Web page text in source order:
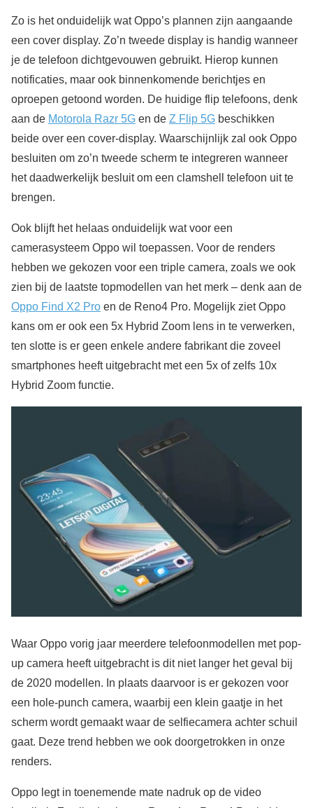
Zo is het onduidelijk wat Oppo’s plannen zijn aangaande
een cover display. Zo’n tweede display is handig wanneer
je de telefoon dichtgevouwen gebruikt. Hierop kunnen
notificaties, maar ook binnenkomende berichtjes en
oproepen getoond worden. De huidige flip telefoons, denk
aan de Motorola Razr 5G en de Z Flip 5G beschikken
beide over een cover-display. Waarschijnlijk zal ook Oppo
besluiten om zo’n tweede scherm te integreren wanneer
het daadwerkelijk besluit om een clamshell telefoon uit te
brengen.
Ook blijft het helaas onduidelijk wat voor een
camerasysteem Oppo wil toepassen. Voor de renders
hebben we gekozen voor een triple camera, zoals we ook
zien bij de laatste topmodellen van het merk – denk aan de
Oppo Find X2 Pro en de Reno4 Pro. Mogelijk ziet Oppo
kans om er ook een 5x Hybrid Zoom lens in te verwerken,
ten slotte is er geen enkele andere fabrikant die zoveel
smartphones heeft uitgebracht met een 5x of zelfs 10x
Hybrid Zoom functie.
Waar Oppo vorig jaar meerdere telefoonmodellen met pop-
up camera heeft uitgebracht is dit niet langer het geval bij
de 2020 modellen. In plaats daarvoor is er gekozen voor
een hole-punch camera, waarbij een klein gaatje in het
scherm wordt gemaakt waar de selfiecamera achter schuil
gaat. Deze trend hebben we ook doorgetrokken in onze
renders.
Oppo legt in toenemende mate nadruk op de video